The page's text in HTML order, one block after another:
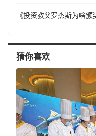
《投资教父罗杰斯为啥颁
猜你喜欢